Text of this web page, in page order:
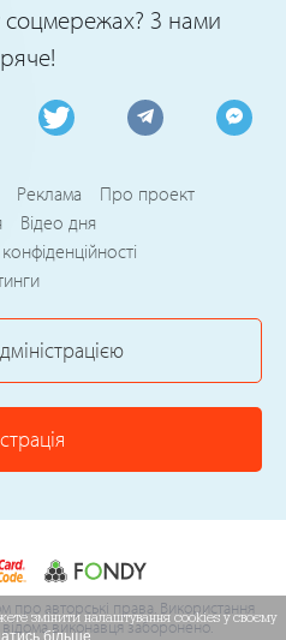
З нами
Реклама
Про проект
Відео дня
про авторські права. Використання
відома виконавця заборонено.
змінити налаштування cookies у своєму
більше